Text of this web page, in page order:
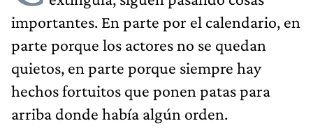
importantes. En parte por el calendario, en
parte porque los actores no se quedan
quietos, en parte porque siempre hay
hechos fortuitos que ponen patas para
arriba donde había algún orden.